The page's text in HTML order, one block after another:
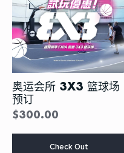
奥运会所 3X3 篮球场
预订
$300.00
Check Out